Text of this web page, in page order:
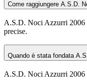
Come raggiungere A.S.D.
A.S.D. Noci Azzurri 2006
precise.
Quando è stata fondata
A.S.D. Noci Azzurri 2006